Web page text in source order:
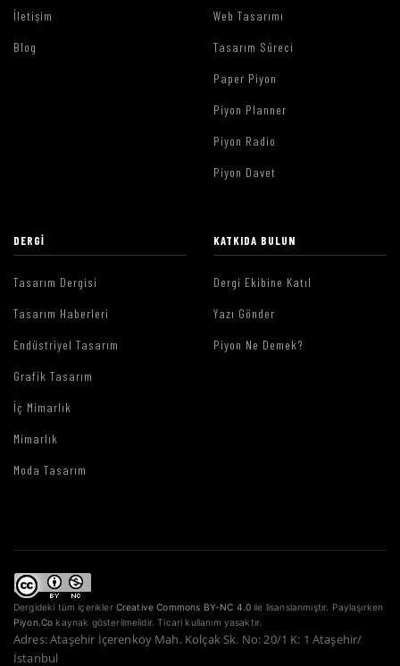
İletişim
Blog
Web Tasarımı
Tasarım Süreci
Paper Piyon
Piyon Planner
Piyon Radio
Piyon Davet
DERGI
Tasarım Dergisi
Tasarım Haberleri
Endüstriyel Tasarım
Grafik Tasarım
İç Mimarlık
Mimarlık
Moda Tasarım
KATKIDA BULUN
Dergi Ekibine Katıl
Yazı Gönder
Piyon Ne Demek?
Dergideki tüm içerikler Creative Commons BY-NC 4.0 ile lisanslanmıştır. Paylaşırken
Piyon.Co kaynak gösterilmelidir. Ticari kullanım yasaktır.
Adres: Ataşehir İçerenköy Mah. Kolçak Sk. No: 20/1 K: 1 Ataşehir/
İstanbul